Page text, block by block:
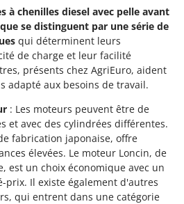
à chenilles diesel avec pelle avant
se distinguent par une série de
qui déterminent leurs
de charge et leur facilité
présents chez AgriEuro, aident
adapté aux besoins de travail.
: Les moteurs peuvent être de
et avec des cylindrées différentes.
fabrication japonaise, offre
élevées. Le moteur Loncin, de
est un choix économique avec un
prix. Il existe également d'autres
qui entrent dans une catégorie